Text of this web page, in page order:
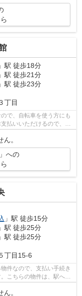
」駅 徒歩18分
」駅 徒歩21分
」駅 徒歩23分
丁目
で、自転車を使う方にも
払いいただけるので、決
。
への
」駅 徒歩15分
」駅 徒歩25分
」駅 徒歩25分
丁目15-6
件なので、支払い手続き
こちらの物件は、駅へも
。